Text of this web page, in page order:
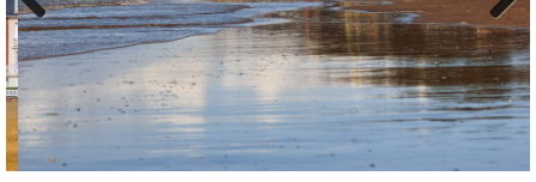
Previous Next